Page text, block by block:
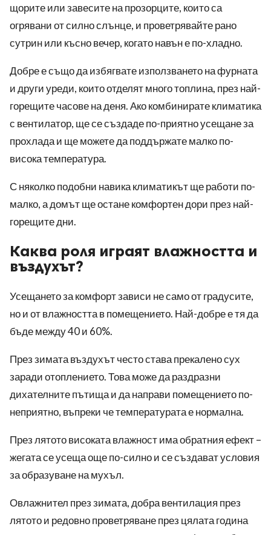
щорите или завесите на прозорците, които са
огрявани от силно слънце, и проветрявайте рано
сутрин или късно вечер, когато навън е по-хладно.
Добре е също да избягвате използването на фурната
и други уреди, които отделят много топлина, през най-
горещите часове на деня. Ако комбинирате климатика
с вентилатор, ще се създаде по-приятно усещане за
прохлада и ще можете да поддържате малко по-
висока температура.
С няколко подобни навика климатикът ще работи по-
малко, а домът ще остане комфортен дори през най-
горещите дни.
Каква роля играят влажността и
въздухът?
Усещането за комфорт зависи не само от градусите,
но и от влажността в помещението. Най-добре е тя да
бъде между 40 и 60%.
През зимата въздухът често става прекалено сух
заради отоплението. Това може да раздразни
дихателните пътища и да направи помещението по-
неприятно, въпреки че температурата е нормална.
През лятото високата влажност има обратния ефект –
жегата се усеща още по-силно и се създават условия
за образуване на мухъл.
Овлажнител през зимата, добра вентилация през
лятото и редовно проветряване през цялата година